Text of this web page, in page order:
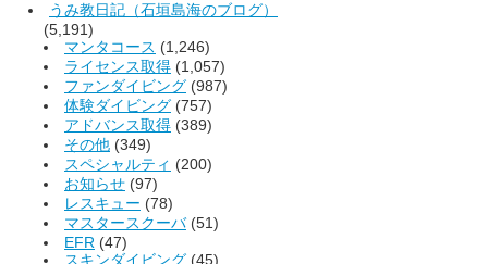
うみ教日記（石垣島海のブログ）
(5,191)
マンタコース (1,246)
ライセンス取得 (1,057)
ファンダイビング (987)
体験ダイビング (757)
アドバンス取得 (389)
その他 (349)
スペシャルティ (200)
お知らせ (97)
レスキュー (78)
マスタースクーバ(51)
EFR (47)
スキンダイビング (45)